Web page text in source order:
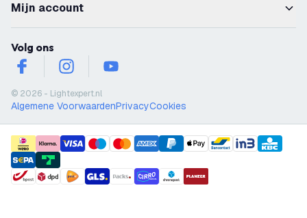
Mijn account
Volg ons
facebookinstagramyoutube
© 2026 - Lightexpert.nl
Algemene VoorwaardenPrivacyCookies
payment methods
shipment methods